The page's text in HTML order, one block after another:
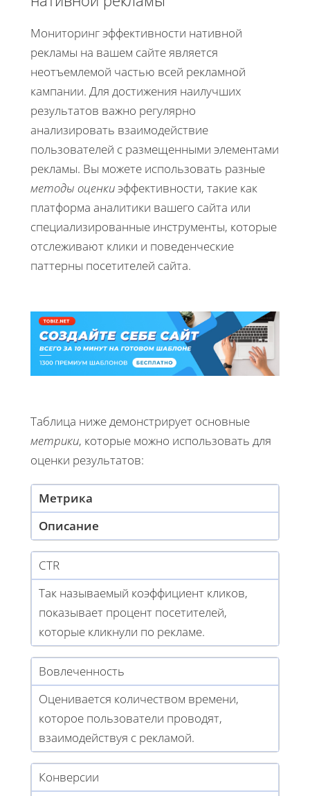
Мониторинг эффективности нативной
рекламы на вашем сайте является
неотъемлемой частью всей рекламной
кампании. Для достижения наилучших
результатов важно регулярно
анализировать взаимодействие
пользователей с размещенными элементами
рекламы. Вы можете использовать разные
методы оценкиэффективности, такие как
платформа аналитики вашего сайта или
специализированные инструменты, которые
отслеживают клики и поведенческие
паттерны посетителей сайта.
Таблица ниже демонстрирует основные
метрики, которые можно использовать для
оценки результатов:
Метрика
Описание
CTR
Так называемый коэффициент кликов,
показывает процент посетителей,
которые кликнули по рекламе.
Вовлеченность
Оценивается количеством времени,
которое пользователи проводят,
взаимодействуя с рекламой.
Конверсии